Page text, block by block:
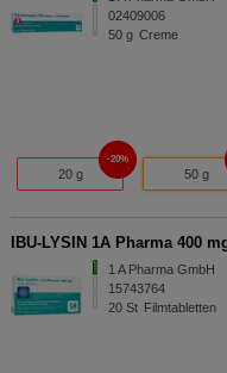
02409006
50 g Creme
20 g
20%
50 g
IBU-LYSIN 1A Pharma 400
1 A Pharma GmbH
15743764
20 St Filmtabletten